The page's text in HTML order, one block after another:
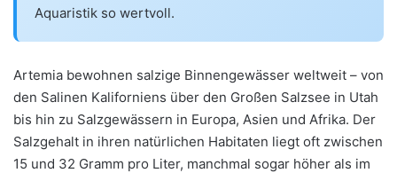
Aquaristik so wertvoll.
Artemia bewohnen salzige Binnengewässer weltweit – von
den Salinen Kaliforniens über den Großen Salzsee in Utah
bis hin zu Salzgewässern in Europa, Asien und Afrika. Der
Salzgehalt in ihren natürlichen Habitaten liegt oft zwischen
15 und 32 Gramm pro Liter, manchmal sogar höher als im